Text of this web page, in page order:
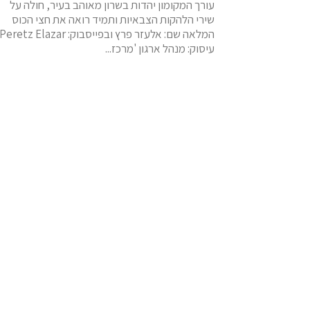
עורך המקומון יהדות בשרון מאוהב בעיר, חולה על
שירי הלהקות הצבאיות ותמיד רואה את חצי הכוס
המלאה שם: אלעזר פרץ ובפייסבוק: Peretz Elazar
עיסוק: מנהל ארגון 'מרכז...